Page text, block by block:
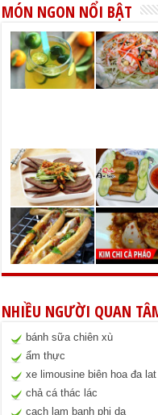
MÓN NGON NỔI BẬT
NHIỀU NGƯỜI QUAN
bánh sữa chiên xù
ẩm thực
xe limousine biên hoa đa
chả cá thác lác
cach lam banh phi da